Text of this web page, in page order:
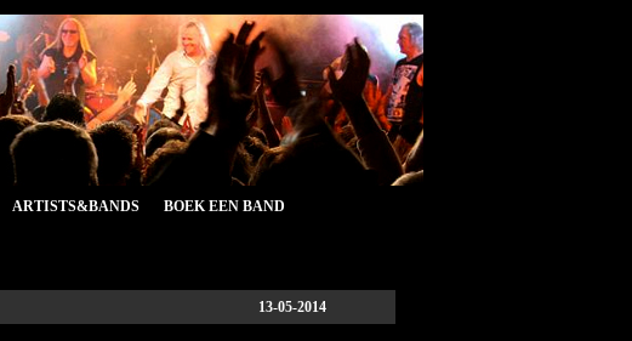
ARTISTS&BANDS BOEK EEN BAND
13-05-2014